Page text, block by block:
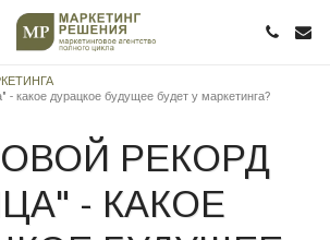
- какое дурацкое будущее будет у маркетинга?
РЕКОРД
- КАКОЕ